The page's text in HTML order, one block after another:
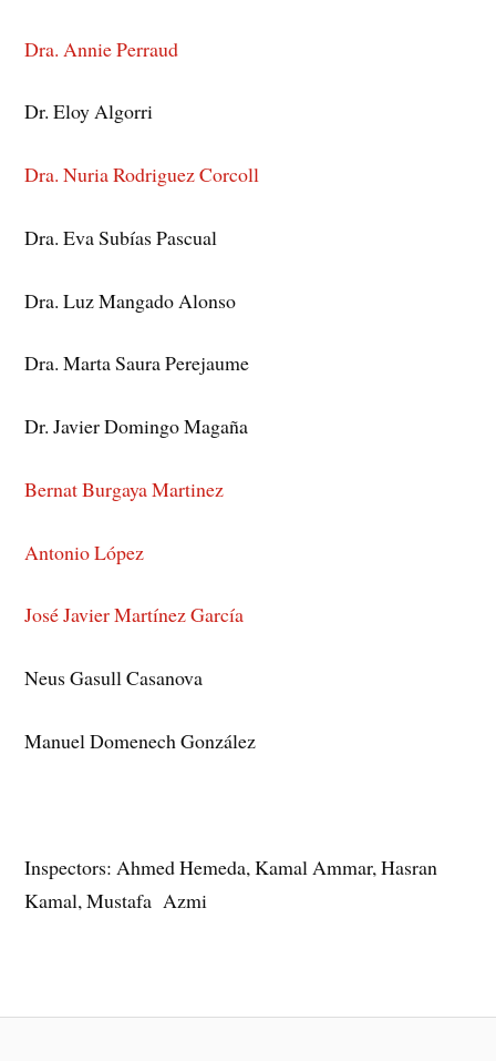
Dra. Annie Perraud
Dr. Eloy Algorri
Dra. Nuria Rodriguez Corcoll
Dra. Eva Subías Pascual
Dra. Luz Mangado Alonso
Dra. Marta Saura Perejaume
Dr. Javier Domingo Magaña
Bernat Burgaya Martinez
Antonio López
José Javier Martínez García
Neus Gasull Casanova
Manuel Domenech González
Inspectors: Ahmed Hemeda, Kamal Ammar, Hasran
Kamal, Mustafa Azmi